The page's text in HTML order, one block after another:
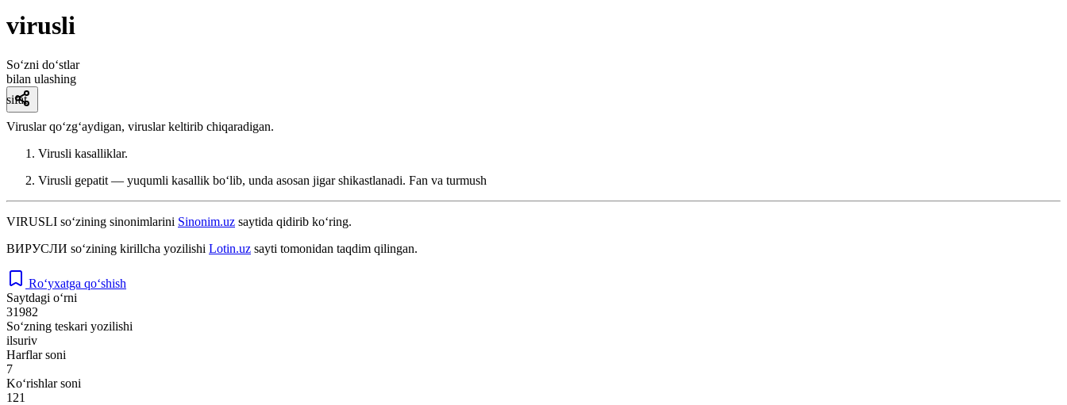
virusli
So‘zni do‘stlar
bilan ulashing
sifat
Viruslar qoʻzgʻaydigan, viruslar keltirib chiqaradigan.
Virusli kasalliklar.
Virusli gepatit — yuqumli kasallik boʻlib, unda asosan jigar shikastlanadi. Fan va turmush
VIRUSLI so‘zining sinonimlarini Sinonim.uz saytida qidirib ko‘ring.
ВИРУСЛИ so‘zining kirillcha yozilishi Lotin.uz sayti tomonidan taqdim qilingan.
Ro‘yxatga qo‘shish
Saytdagi o‘rni
31982
So‘zning teskari yozilishi
ilsuriv
Harflar soni
7
Ko‘rishlar soni
121